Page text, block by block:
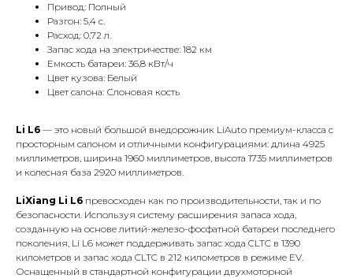
Привод: Полный
Разгон: 5,4 с.
Расход: 0,72 л.
Запас хода на электричестве: 182 км
Емкость батареи: 36,8 кВт/ч
Цвет кузова: Белый
Цвет салона: Слоновая кость
Li L6 — это новый большой внедорожник LiAuto премиум-класса с
просторным салоном и отличными конфигурациями: длина 4925
миллиметров, ширина 1960 миллиметров, высота 1735 миллиметров
и колесная база 2920 миллиметров.
LiXiang Li L6 превосходен как по производительности, так и по
безопасности. Используя систему расширения запаса хода,
созданную на основе литий-железо-фосфатной батареи последнего
поколения, Li L6 может поддерживать запас хода CLTC в 1390
километров и запас хода CLTC в 212 километров в режиме EV.
Оснащенный в стандартной конфигурации двухмоторной